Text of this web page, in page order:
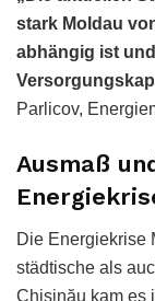
stark Moldau
abhängig ist
Parlicov,
Ausmaß
Die Energiekrise
städtische als
Chișinău kam es